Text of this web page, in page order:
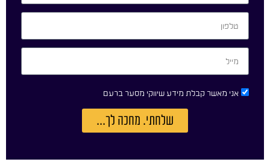
אני מאשר קבלת מידע שיווקי מסער ברעם
שלחתי. מחכה לך...